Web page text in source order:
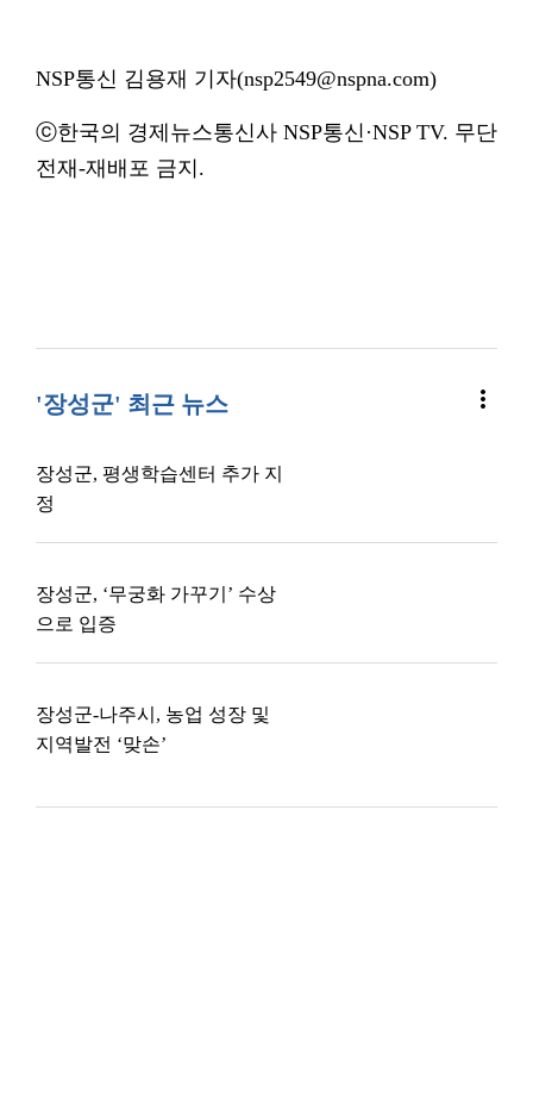
NSP통신 김용재 기자(nsp2549@nspna.com)
ⓒ한국의 경제뉴스통신사 NSP통신·NSP TV. 무단
전재-재배포 금지.
'장성군' 최근 뉴스 more_vert
장성군, 평생학습센터 추가 지
정
장성군, ‘무궁화 가꾸기’ 수상
으로 입증
장성군-나주시, 농업 성장 및
지역발전 ‘맞손’